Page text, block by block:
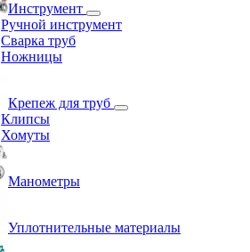
Инструмент
Ручной инструмент
Сварка труб
Ножницы
Крепеж для труб
Клипсы
Хомуты
Манометры
Уплотнительные материалы